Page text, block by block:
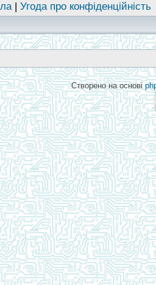
| Угода про конфіденційність
Створено на основі